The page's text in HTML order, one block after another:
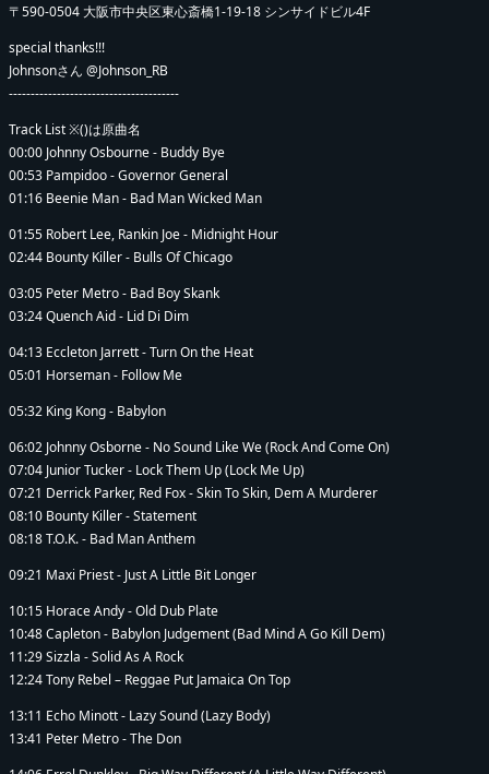
〒590-0504 大阪市中央区東心斎橋1-19-18 シンサイドビル4F
special thanks!!!
Johnsonさん @Johnson_RB
---------------------------------------
Track List ※()は原曲名
00:00 Johnny Osbourne - Buddy Bye
00:53 Pampidoo - Governor General
01:16 Beenie Man - Bad Man Wicked Man
01:55 Robert Lee, Rankin Joe - Midnight Hour
02:44 Bounty Killer - Bulls Of Chicago
03:05 Peter Metro - Bad Boy Skank
03:24 Quench Aid - Lid Di Dim
04:13 Eccleton Jarrett - Turn On the Heat
05:01 Horseman - Follow Me
05:32 King Kong - Babylon
06:02 Johnny Osborne - No Sound Like We (Rock And Come On)
07:04 Junior Tucker - Lock Them Up (Lock Me Up)
07:21 Derrick Parker, Red Fox - Skin To Skin, Dem A Murderer
08:10 Bounty Killer - Statement
08:18 T.O.K. - Bad Man Anthem
09:21 Maxi Priest - Just A Little Bit Longer
10:15 Horace Andy - Old Dub Plate
10:48 Capleton - Babylon Judgement (Bad Mind A Go Kill Dem)
11:29 Sizzla - Solid As A Rock
12:24 Tony Rebel – Reggae Put Jamaica On Top
13:11 Echo Minott - Lazy Sound (Lazy Body)
13:41 Peter Metro - The Don